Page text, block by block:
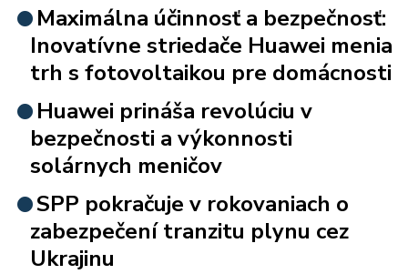
Maximálna účinnosť a bezpečnosť:
Inovatívne striedače Huawei menia
trh s fotovoltaikou pre domácnosti
Huawei prináša revolúciu v
bezpečnosti a výkonnosti
solárnych meničov
SPP pokračuje v rokovaniach o
zabezpečení tranzitu plynu cez
Ukrajinu